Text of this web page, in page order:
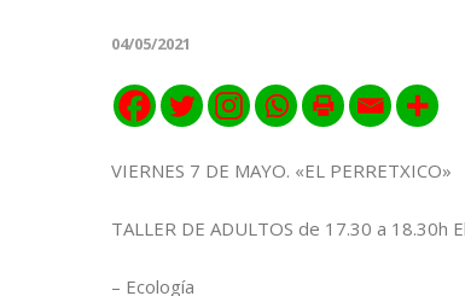
04/05/2021
VIERNES 7 DE MAYO. «EL PERRETXICO»
TALLER DE ADULTOS de 17.30 a
– Ecología